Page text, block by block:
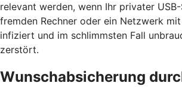
relevant werden, wenn Ihr privater
fremden Rechner oder ein Netzwerk
infiziert und im schlimmsten Fall
zerstört.
Wunschabsicherung